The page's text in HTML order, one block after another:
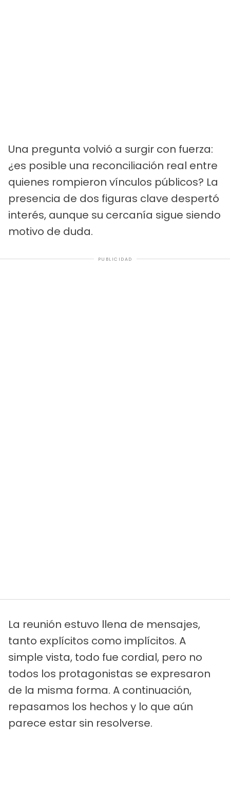
Una pregunta volvió a surgir con fuerza:
¿es posible una reconciliación real entre
quienes rompieron vínculos públicos? La
presencia de dos figuras clave despertó
interés, aunque su cercanía sigue siendo
motivo de duda.
PUBLICIDAD
La reunión estuvo llena de mensajes,
tanto explícitos como implícitos. A
simple vista, todo fue cordial, pero no
todos los protagonistas se expresaron
de la misma forma. A continuación,
repasamos los hechos y lo que aún
parece estar sin resolverse.